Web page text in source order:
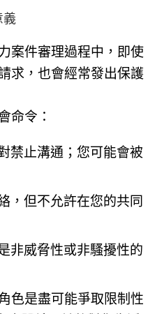
案件審理過程中，即使
求，也會經常發出保護
命令：
禁止溝通；您可能會被
，但不允許在您的共同
非威脅性或非騷擾性的
色是盡可能爭取限制性